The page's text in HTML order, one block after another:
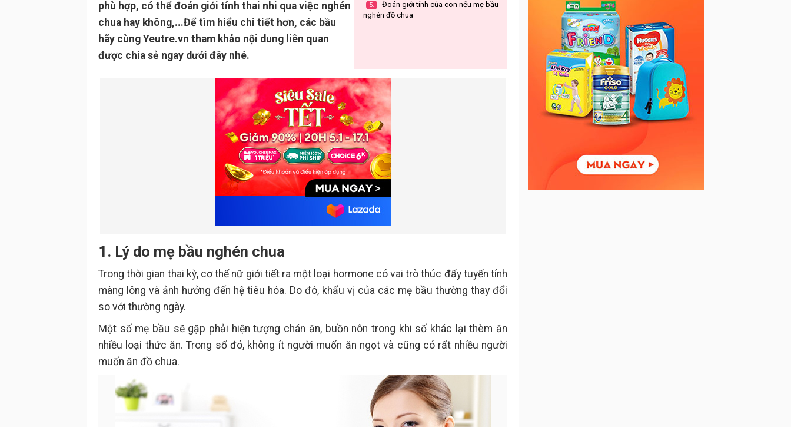
phù hợp, có thể đoán giới tính thai nhi qua việc nghén
chua hay không,...Để tìm hiểu chi tiết hơn, các bầu
hãy cùng Yeutre.vn tham khảo nội dung liên quan
được chia sẻ ngay dưới đây nhé.
5.
Đoán giới tính của con nếu mẹ bầu
nghén đồ chua
1. Lý do mẹ bầu nghén chua
Trong thời gian thai kỳ, cơ thể nữ giới tiết ra một loại hormone có vai trò thúc đẩy tuyến tính
màng lông và ảnh hưởng đến hệ tiêu hóa. Do đó, khẩu vị của các mẹ bầu thường thay đổi
so với thường ngày.
Một số mẹ bầu sẽ gặp phải hiện tượng chán ăn, buồn nôn trong khi số khác lại thèm ăn
nhiều loại thức ăn. Trong số đó, không ít người muốn ăn ngọt và cũng có rất nhiều người
muốn ăn đồ chua.